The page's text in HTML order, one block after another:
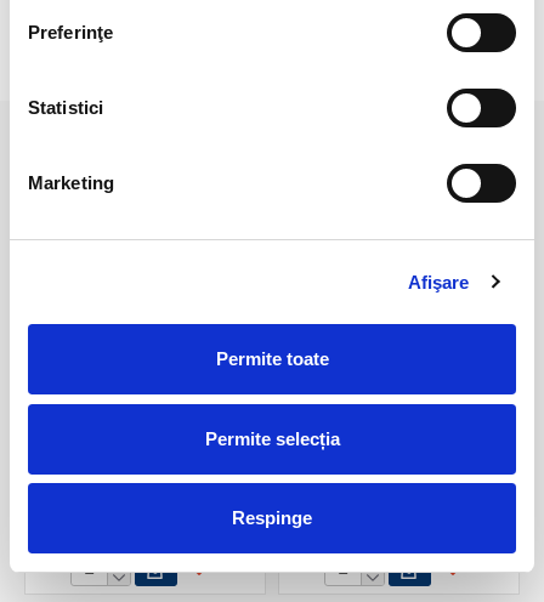
Preferinţe
Statistici
Marketing
Afişare
Permite toate
Permite selecția
Respinge
-4cm